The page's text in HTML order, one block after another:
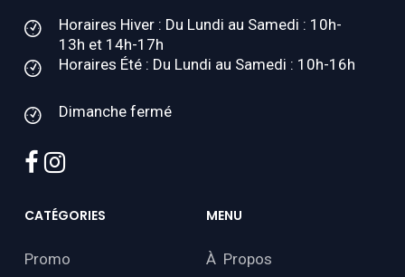
Horaires Hiver : Du Lundi au Samedi : 10h-
13h et 14h-17h
Horaires Été : Du Lundi au Samedi : 10h-16h
Dimanche fermé
facebook
instagram
CATÉGORIES
Promo
MENU
À Propos